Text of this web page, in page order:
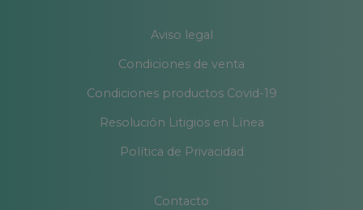
Aviso legal
Condiciones de venta
Condiciones productos Covid-19
Resolución Litigios en Línea
Política de Privacidad
Contacto